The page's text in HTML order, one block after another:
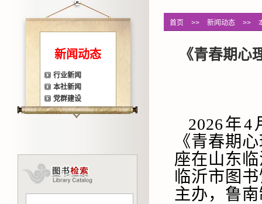
新闻动态
行业新闻
本社新闻
党群建设
首页 >> 新闻动态 >>
《青春期
2026年
《青春期
座在山东
临沂市图
主办，鲁